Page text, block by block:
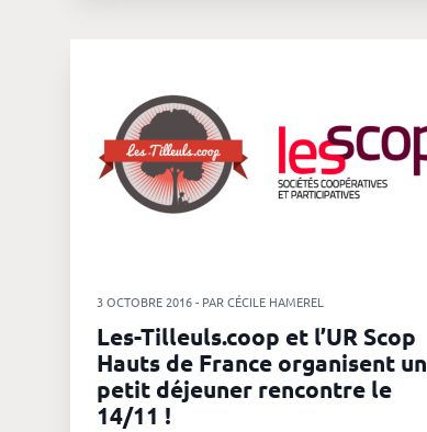
3 OCTOBRE 2016 - PAR CÉCILE HAMEREL
Les-Tilleuls.coop et l’UR Scop
Hauts de France organisent un
petit déjeuner rencontre le
14/11 !